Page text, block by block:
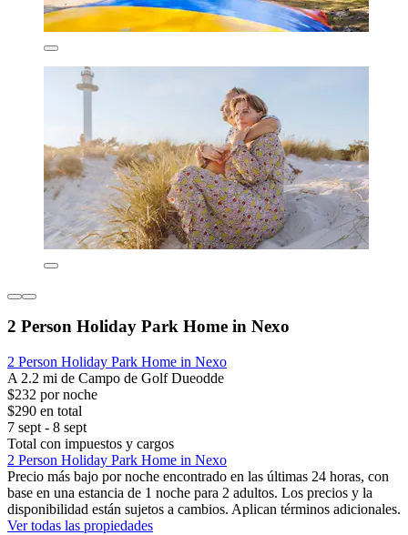
2 Person Holiday Park Home in Nexo
2 Person Holiday Park Home in Nexo
A 2.2 mi de Campo de Golf Dueodde
$232 por noche
$290 en total
7 sept - 8 sept
Total con impuestos y cargos
2 Person Holiday Park Home in Nexo
Precio más bajo por noche encontrado en las últimas 24 horas, con
base en una estancia de 1 noche para 2 adultos. Los precios y la
disponibilidad están sujetos a cambios. Aplican términos adicionales.
Ver todas las propiedades